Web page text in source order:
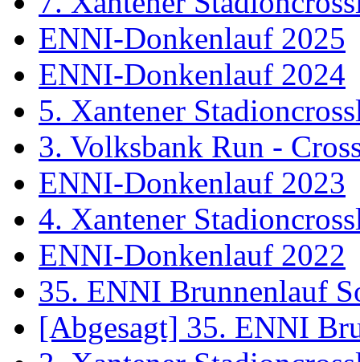
ENNI-Donkenlauf 2025
ENNI-Donkenlauf 2024
5. Xantener
3. Volksbank Run -
ENNI-Donkenlauf 2023
4. Xantener
ENNI-Donkenlauf 2022
35. ENNI Brunnenlauf
[Abgesagt] 35. ENNI